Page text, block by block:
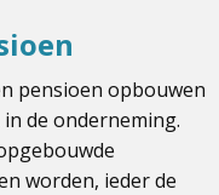
pensioen opbouwen
de onderneming.
worden, ieder de